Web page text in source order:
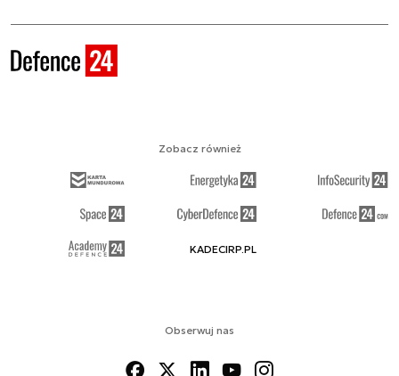
Obserwuj nas
Zobacz również
KADECIRP.PL